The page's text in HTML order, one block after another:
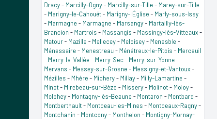
Dracy- Marcilly-Ogny- Marcilly-sur-Tille - Marey-sur-Tille
- Marigny-le-Cahouët- Marigny-l'Église - Marly-sous-Issy
- Marmagne - Marmagne - Marsangy- Martailly-lès-
Brancion - Martrois - Massangis - Massingy-lès-Vitteaux-
Matour- Mazille - Mellecey- Meloisey- Menesble -
Ménessaire - Menestreau - Ménétreux-le-Pitois - Merceuil
- Merry-la-Vallée - Merry-Sec - Merry-sur-Yonne -
Mervans - Messey-sur-Grosne - Messigny-et-Vantoux-
Mézilles - Mhère - Michery- Millay- Milly-Lamartine -
Minot- Mirebeau-sur-Bèze - Missery- Molinot- Moloy-
Molphey- Montagny-lès-Beaune - Montaron - Montbard -
Montberthault- Montceau-les-Mines - Montceaux-Ragny-
Montchanin - Montcony- Monthelon - Montigny-Mornay-